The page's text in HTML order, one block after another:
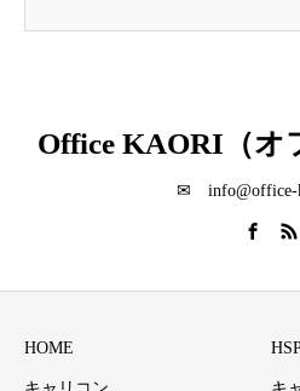
Office KAORI（オ
✉ info@office-
HOME